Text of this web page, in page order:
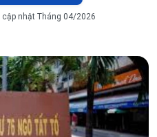
cập nhật Tháng 04/2026